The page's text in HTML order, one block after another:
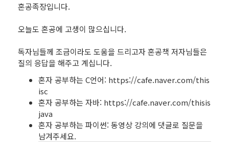
혼공족장입니다.
오늘도 혼공에 고생이 많으십니다.
독자님들께 조금이라도 도움을 드리고자 혼공책 저자님들은
질의 응답을 해주고 계십니다.
혼자 공부하는 C언어: https://cafe.naver.com/this
isc
혼자 공부하는 자바: https://cafe.naver.com/thisis
java
혼자 공부하는 파이썬: 동영상 강의에 댓글로 질문을
남겨주세요.